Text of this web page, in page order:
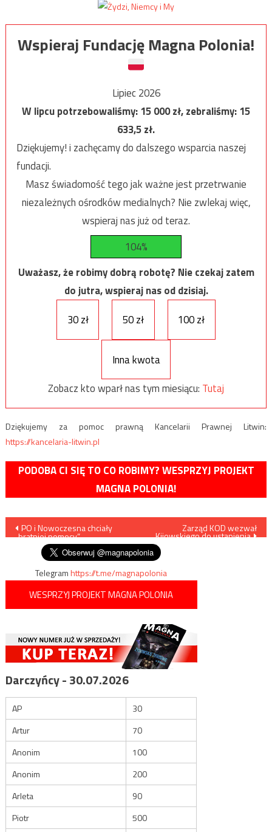
Wspieraj Fundację Magna Polonia!
Lipiec 2026
W lipcu potrzebowaliśmy:15 000zł, zebraliśmy:15
633,5zł.
Dziękujemy! i zachęcamy do dalszego wsparcia naszej
fundacji.
Masz świadomość tego jak ważne jest przetrwanie
niezależnych ośrodków medialnych? Nie zwlekaj więc,
wspieraj nas już od teraz.
104%
Uważasz, że robimy dobrą robotę? Nie czekaj zatem
do jutra, wspieraj nas od dzisiaj.
30 zł
50 zł 100 zł
Inna kwota
Zobacz kto wparł nas tym miesiącu: Tutaj
Dziękujemy za pomoc prawną Kancelarii Prawnej Litwin:
https://kancelaria-litwin.pl
PODOBA CI SIĘ TO CO ROBIMY? WESPRZYJ PROJEKT
MAGNA POLONIA!
Nawigacja
wpisu
PO i Nowoczesna chciały
„bratniej pomocy”
Zarząd KOD wezwał
Kijowskiego do ustąpienia
Telegramhttps://t.me/magnapolonia
WESPRZYJ PROJEKT MAGNA POLONIA
Darczyńcy - 30.07.2026
AP
30
Artur
70
Anonim
100
Anonim
200
Arleta
90
Piotr
500